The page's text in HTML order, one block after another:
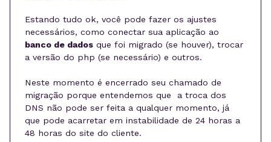
Estando tudo ok, você pode fazer os ajustes
necessários, como conectar sua aplicação ao
banco de dados que foi migrado (se houver), trocar
a versão do php (se necessário) e outros.
Neste momento é encerrado seu chamado de
migração porque entendemos que a troca dos
DNS não pode ser feita a qualquer momento, já
que pode acarretar em instabilidade de 24 horas a
48 horas do site do cliente.